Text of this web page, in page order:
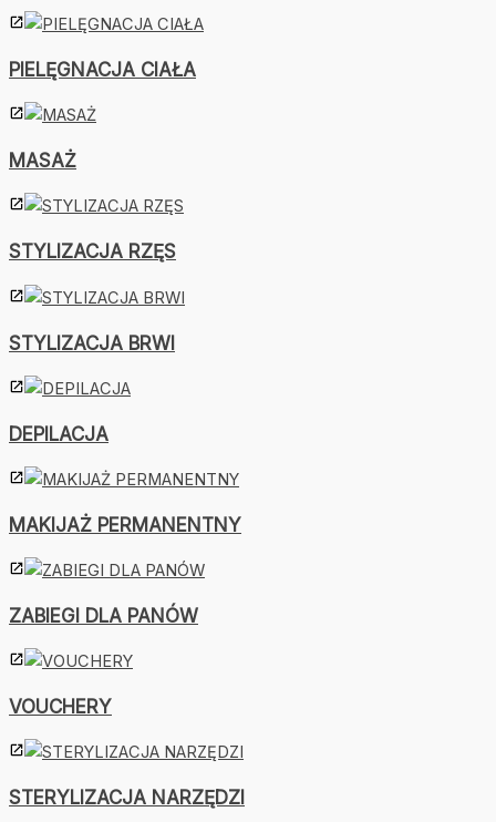
PIELĘGNACJA CIAŁA
MASAŻ
STYLIZACJA RZĘS
STYLIZACJA BRWI
DEPILACJA
MAKIJAŻ PERMANENTNY
ZABIEGI DLA PANÓW
VOUCHERY
STERYLIZACJA NARZĘDZI